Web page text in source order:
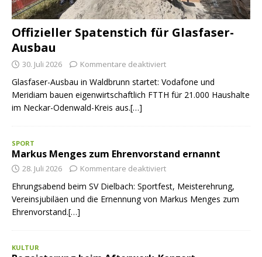
Offizieller Spatenstich für Glasfaser-
Ausbau
30. Juli 2026 Kommentare deaktiviert
Glasfaser-Ausbau in Waldbrunn startet: Vodafone und
Meridiam bauen eigenwirtschaftlich FTTH für 21.000 Haushalte
im Neckar-Odenwald-Kreis aus.[…]
SPORT
Markus Menges zum Ehrenvorstand ernannt
28. Juli 2026 Kommentare deaktiviert
Ehrungsabend beim SV Dielbach: Sportfest, Meisterehrung,
Vereinsjubiläen und die Ernennung von Markus Menges zum
Ehrenvorstand.[…]
KULTUR